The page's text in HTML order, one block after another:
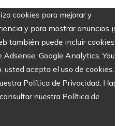
cookies para mejorar y
y para mostrar anuncios
también puede incluir cookies
Adsense, Google Analytics,
acepta el uso de cookies.
Política de Privacidad.
nuestra Política de